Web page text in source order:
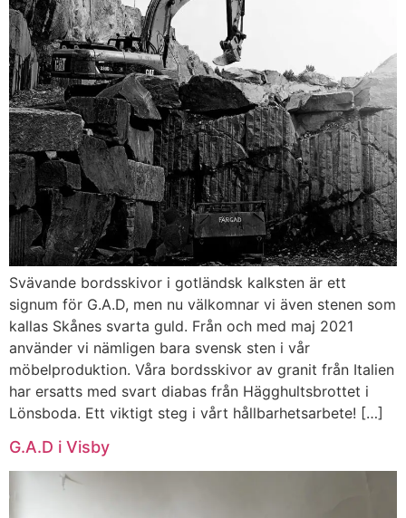
Svävande bordsskivor i gotländsk kalksten är ett
signum för G.A.D, men nu välkomnar vi även stenen som
kallas Skånes svarta guld. Från och med maj 2021
använder vi nämligen bara svensk sten i vår
möbelproduktion. Våra bordsskivor av granit från Italien
har ersatts med svart diabas från Hägghultsbrottet i
Lönsboda. Ett viktigt steg i vårt hållbarhetsarbete! […]
G.A.D i Visby